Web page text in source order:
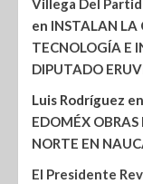
Villega Del
en INSTALAN LA
TECNOLOGÍA E
DIPUTADO
Luis Rodríguez en
EDOMÉX OBRAS
NORTE EN
El Presidente